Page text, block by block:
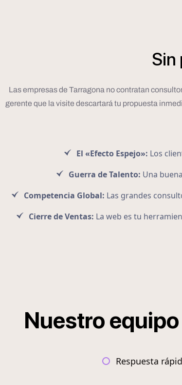
Sin
Las empresas de Tarragona no contratan
gerente que la visite descartará tu propuesta
El «Efecto Espejo»: Los
Guerra de Talento: Una
Competencia Global: Las grandes
Cierre de Ventas: La web es tu
Nuestro equipo
Respuesta